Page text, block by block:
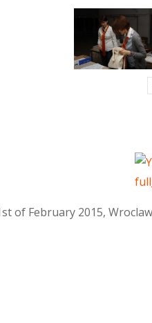
of February 2015,